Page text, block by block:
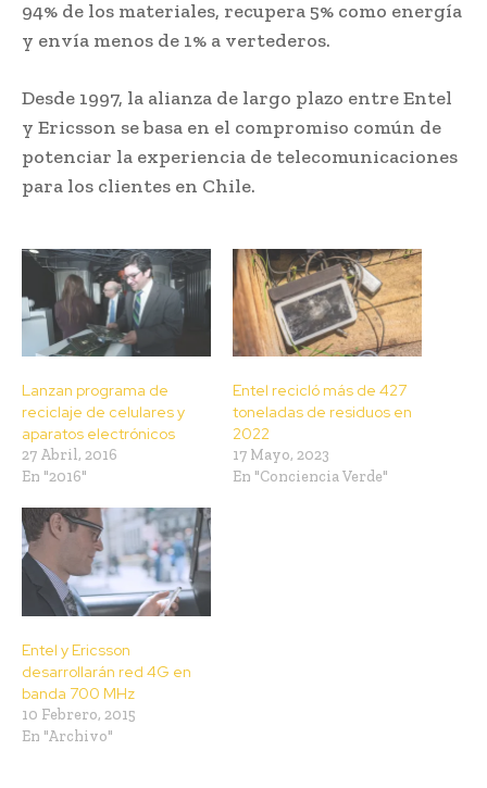
94% de los materiales, recupera 5% como energía
y envía menos de 1% a vertederos.
Desde 1997, la alianza de largo plazo entre Entel
y Ericsson se basa en el compromiso común de
potenciar la experiencia de telecomunicaciones
para los clientes en Chile.
Lanzan programa de
reciclaje de celulares y
aparatos electrónicos
27 Abril, 2016
En "2016"
Entel recicló más de 427
toneladas de residuos en
2022
17 Mayo, 2023
En "Conciencia Verde"
Entel y Ericsson
desarrollarán red 4G en
banda 700 MHz
10 Febrero, 2015
En "Archivo"